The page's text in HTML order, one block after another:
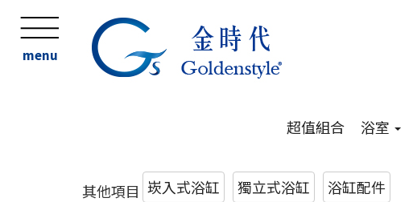
menu
超值組合 浴室
其他項目 崁入式浴缸 獨立式浴缸 浴缸配件